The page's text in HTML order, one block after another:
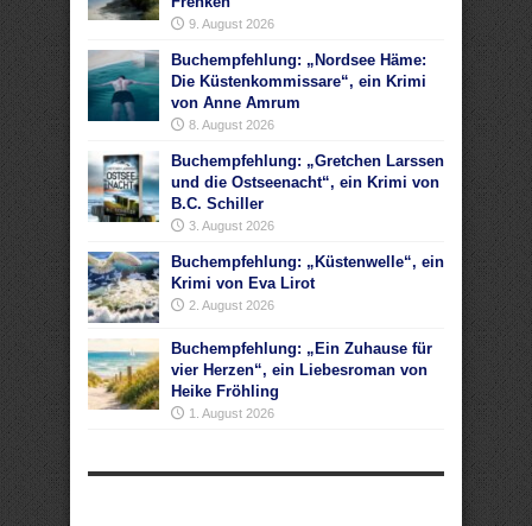
9. August 2026
Buchempfehlung: „Nordsee Häme:
Die Küstenkommissare“, ein Krimi
von Anne Amrum
8. August 2026
Buchempfehlung: „Gretchen Larssen
und die Ostseenacht“, ein Krimi von
B.C. Schiller
3. August 2026
Buchempfehlung: „Küstenwelle“, ein
Krimi von Eva Lirot
2. August 2026
Buchempfehlung: „Ein Zuhause für
vier Herzen“, ein Liebesroman von
Heike Fröhling
1. August 2026